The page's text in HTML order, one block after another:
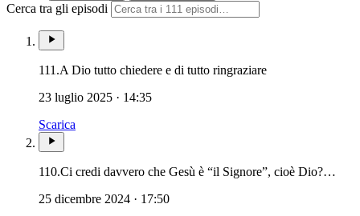
Cerca tra gli episodi
111.A Dio tutto chiedere e di tutto ringraziare
23 luglio 2025 · 14:35
Scarica
110.Ci credi davvero che Gesù è “il Signore”, cioè Dio?…
25 dicembre 2024 · 17:50